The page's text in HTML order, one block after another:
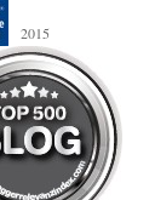
2015